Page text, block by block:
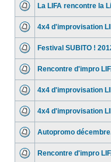
La LIFA rencontre la
4x4 d'improvisation
Festival SUBITO !
Rencontre d'impro
4x4 d'improvisation
4x4 d'improvisation
Autopromo
Rencontre d'impro